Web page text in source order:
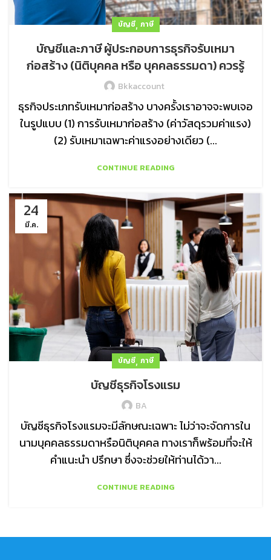
บัญชี, ภาษี
บัญชีและภาษี ผู้ประกอบการธุรกิจรับเหมา
ก่อสร้าง (นิติบุคคล หรือ บุคคลธรรมดา) ควรรู้
Bkkaccount
ธุรกิจประเภทรับเหมาก่อสร้าง บางครั้งเราอาจจะพบเจอ
ในรูปแบบ (1) การรับเหมาก่อสร้าง (ค่าวัสดุรวมค่าแรง)
(2) รับเหมาเฉพาะค่าแรงอย่างเดียว (...
CONTINUE READING
24
มี.ค.
บัญชี, ภาษี
บัญชีธุรกิจโรงแรม
BA
บัญชีธุรกิจโรงแรมจะมีลักษณะเฉพาะ ไม่ว่าจะจัดการใน
นามบุคคลธรรมดาหรือนิติบุคคล ทางเราก็พร้อมที่จะให้
คำแนะนำ ปรึกษา ซึ่งจะช่วยให้ท่านได้วา...
CONTINUE READING